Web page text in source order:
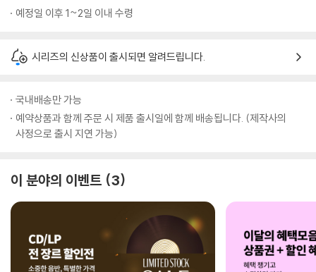
예정일 이후 1~2일 이내 수령
시리즈의 신상품이 출시되면 알려드립니다.
국내배송만 가능
예약상품과 함께 주문 시 제품 출시일에 함께 배송됩니다. (제작사의
사정으로 출시 지연 가능)
이 분야의 이벤트 3